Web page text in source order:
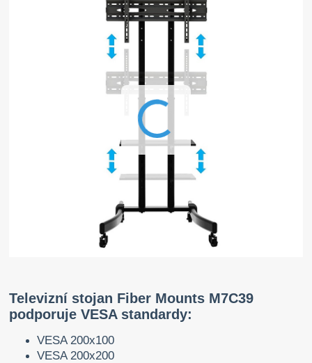
Televizní stojan Fiber Mounts M7C39
podporuje VESA standardy:
VESA 200x100
VESA 200x200